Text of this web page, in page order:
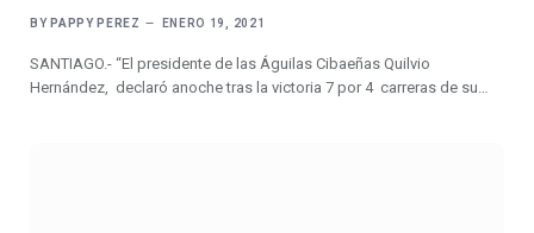
BY PAPPY PEREZ ENERO 19, 2021
SANTIAGO.- “El presidente de las Águilas Cibaeñas Quilvio
Hernández, declaró anoche tras la victoria 7 por 4 carreras de su…